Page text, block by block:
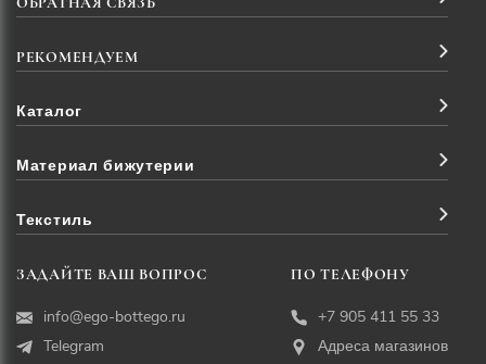
РЕКОМЕНДУЕМ
Каталог
Материал бижутерии
Текстиль
ЗАДАЙТЕ ВАШ ВОПРОС
info@ego-bottego.ru
Telegram
ПО ТЕЛЕФОНУ
+7 905 411 55 33
Адреса магазинов